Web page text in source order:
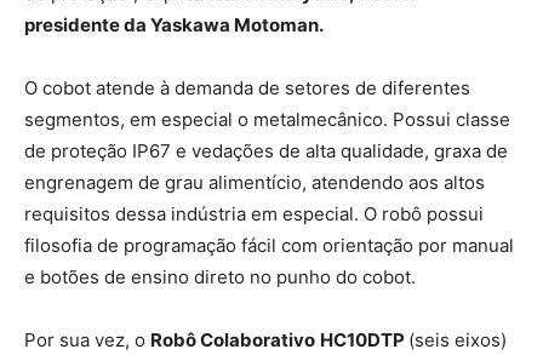
presidente da Yaskawa Motoman.
O cobot atende à demanda de setores de diferentes
segmentos, em especial o metalmecânico. Possui classe
de proteção IP67 e vedações de alta qualidade, graxa de
engrenagem de grau alimentício, atendendo aos altos
requisitos dessa indústria em especial. O robô possui
filosofia de programação fácil com orientação por manual
e botões de ensino direto no punho do cobot.
Por sua vez, o Robô Colaborativo HC10DTP (seis eixos)